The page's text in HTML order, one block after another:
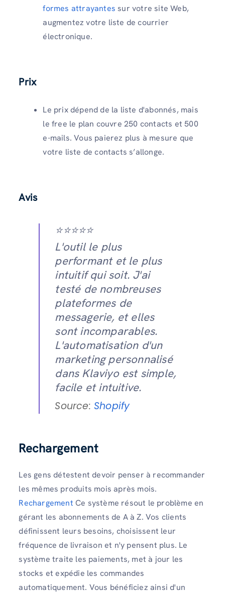
formes attrayantes sur votre site Web,
augmentez votre liste de courrier
électronique.
Prix
Le prix dépend de la liste d'abonnés, mais
le free le plan couvre 250 contacts et 500
e-mails. Vous paierez plus à mesure que
votre liste de contacts s’allonge.
Avis
⭐️⭐️⭐️⭐️⭐️
L'outil le plus
performant et le plus
intuitif qui soit. J'ai
testé de nombreuses
plateformes de
messagerie, et elles
sont incomparables.
L'automatisation d'un
marketing personnalisé
dans Klaviyo est simple,
facile et intuitive.
Source: Shopify
Rechargement
Les gens détestent devoir penser à recommander
les mêmes produits mois après mois.
Rechargement Ce système résout le problème en
gérant les abonnements de A à Z. Vos clients
définissent leurs besoins, choisissent leur
fréquence de livraison et n'y pensent plus. Le
système traite les paiements, met à jour les
stocks et expédie les commandes
automatiquement. Vous bénéficiez ainsi d'un